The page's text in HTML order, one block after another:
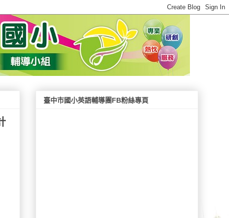
臺中市國小英語輔導團FB粉絲專頁